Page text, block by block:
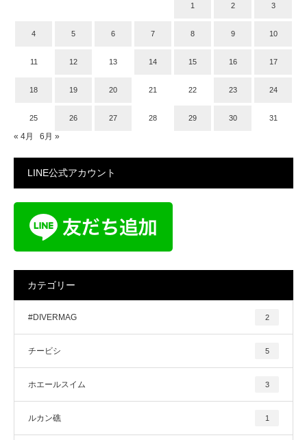
1 2 3
4 5 6 7 8 9 10
11 12 13 14 15 16 17
18 19 20 21 22 23 24
25 26 27 28 29 30 31
« 4月 6月 »
LINE公式アカウント
カテゴリー
#DIVERMAG 2
チービシ 5
ホエールスイム 3
ルカン礁 1